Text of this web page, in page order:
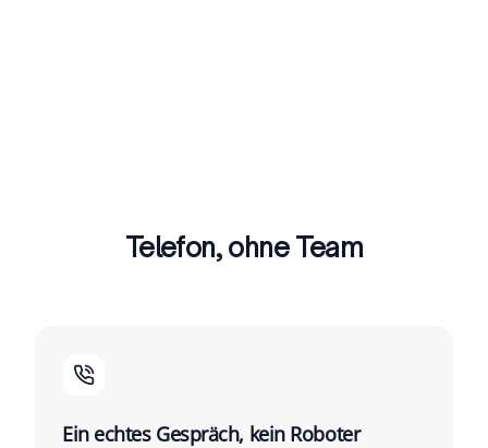
Telefon, ohne Team
Ein echtes Gespräch, kein Roboter